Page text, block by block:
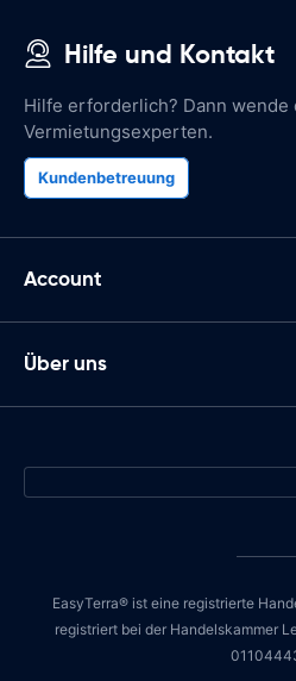
Hilfe und Kontakt
Hilfe erforderlich? Dann
Vermietungsexperten.
Kundenbetreuung
Account
Über uns
EasyTerra® ist eine registrierte
registriert bei der Handelskammer